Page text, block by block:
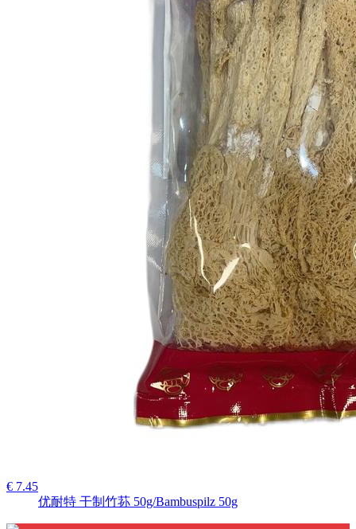
€ 7.45
优耐特 干制竹荪 50g/Bambuspilz 50g